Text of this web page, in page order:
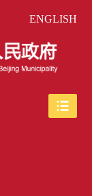
ENGLISH